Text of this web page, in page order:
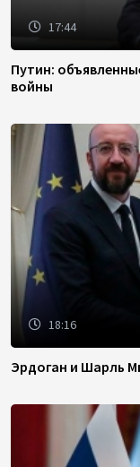
17:44
Путин:
войны
18:16
Эрдоган и Шарль